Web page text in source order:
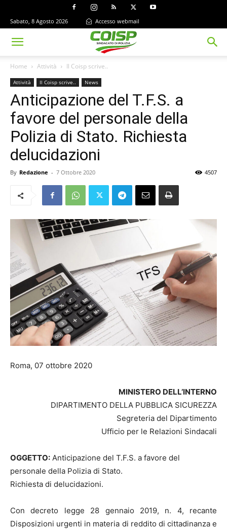
Sabato, 8 Agosto 2026 Accesso webmail
Home Attività Il Coisp scrive..
Attività Il Coisp scrive.. News
Anticipazione del T.F.S. a
favore del personale della
Polizia di Stato. Richiesta
delucidazioni
By Redazione - 7 Ottobre 2020 4507
Roma, 07 ottobre 2020
MINISTERO DELL’INTERNO
DIPARTIMENTO DELLA PUBBLICA SICUREZZA
Segreteria del Dipartimento
Ufficio per le Relazioni Sindacali
OGGETTO: Anticipazione del T.F.S. a favore del
personale della Polizia di Stato.
Richiesta di delucidazioni.
Con decreto legge 28 gennaio 2019, n. 4, recante
Disposizioni urgenti in materia di reddito di cittadinanza e